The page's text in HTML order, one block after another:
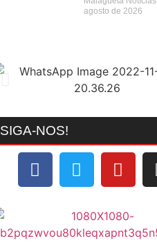
agosto de 2026
SIGA-NOS!